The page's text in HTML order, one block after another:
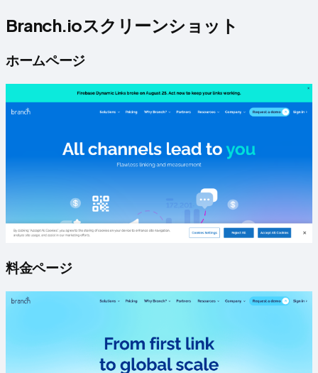
Branch.ioスクリーンショット
ホームページ
料金ページ